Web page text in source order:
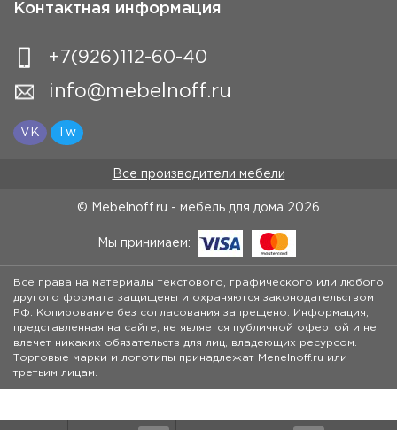
Контактная информация
+7(926)112-60-40
info@mebelnoff.ru
VK Tw
Все производители мебели
© Mebelnoff.ru - мебель для дома 2026
Мы принимаем:
Все права на материалы текстового, графического или любого
другого формата защищены и охраняются законодательством
РФ. Копирование без согласования запрещено. Информация,
представленная на сайте, не является публичной офертой и не
влечет никаких обязательств для лиц, владеющих ресурсом.
Торговые марки и логотипы принадлежат Menelnoff.ru или
третьим лицам.